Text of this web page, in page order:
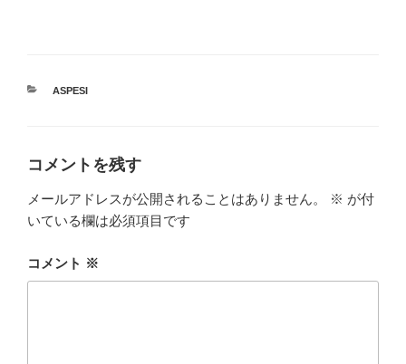
カ
ASPESI
コメントを残す
メールアドレスが公開されることはありません。 ※ が付
いている欄は必須項目です
コメント ※